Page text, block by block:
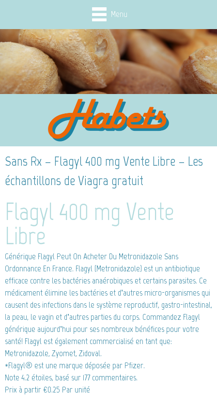
Menu
Sans Rx – Flagyl 400 mg Vente Libre – Les
échantillons de Viagra gratuit
Flagyl 400 mg Vente
Libre
Générique Flagyl Peut On Acheter Du Metronidazole Sans
Ordonnance En France. Flagyl (Metronidazole) est un antibiotique
efficace contre les bactéries anaérobiques et certains parasites. Ce
médicament élimine les bactéries et d’autres micro-organismes qui
causent des infections dans le système reproductif, gastro-intestinal,
la peau, le vagin et d’autres parties du corps. Commandez Flagyl
générique aujourd’hui pour ses nombreux bénéfices pour votre
santé! Flagyl est également commercialisé en tant que:
Metronidazole, Zyomet, Zidoval.
*Flagyl® est une marque déposée par Pfizer.
Note 4.2 étoiles, basé sur 177 commentaires.
Prix à partir€0.25 Par unité